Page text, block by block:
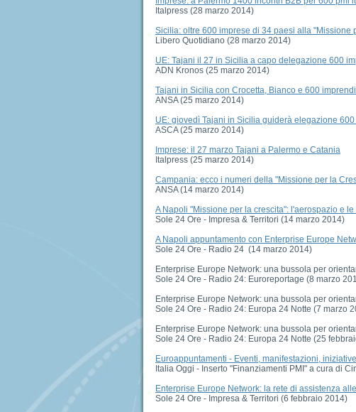
Italpress (28 marzo 2014)
Sicilia: oltre 600 imprese di 34 paesi alla "Missione
Libero Quotidiano (28 marzo 2014)
UE: Tajani il 27 in Sicilia a capo delegazione 600
ADN Kronos (25 marzo 2014)
Tajani in Sicilia con Crocetta, Bianco e 600
ANSA (25 marzo 2014)
UE: giovedì Tajani in Sicilia guiderà elegazione 600
ASCA (25 marzo 2014)
Imprese: il 27 marzo Tajani a Palermo e Catania
Italpress (25 marzo 2014)
Campania: ecco i numeri della "Missione per la
ANSA (14 marzo 2014)
A Napoli "Missione per la crescita": l'aerospazio e
Sole 24 Ore - Impresa & Territori (14 marzo 2014)
A Napoli appuntamento con Enterprise Europe
Sole 24 Ore - Radio 24 (14 marzo 2014)
Enterprise Europe Network: una bussola per
Sole 24 Ore - Radio 24: Euroreportage (8 marzo
Enterprise Europe Network: una bussola per
Sole 24 Ore - Radio 24: Europa 24 Notte (7 marzo
Enterprise Europe Network: una bussola per
Sole 24 Ore - Radio 24: Europa 24 Notte (25
Euroappuntamenti - Eventi, manifestazioni,
Italia Oggi - Inserto "Finanziamenti PMI" a cura di
Enterprise Europe Network: la rete di assistenza
Sole 24 Ore - Impresa & Territori (6 febbraio 2014)